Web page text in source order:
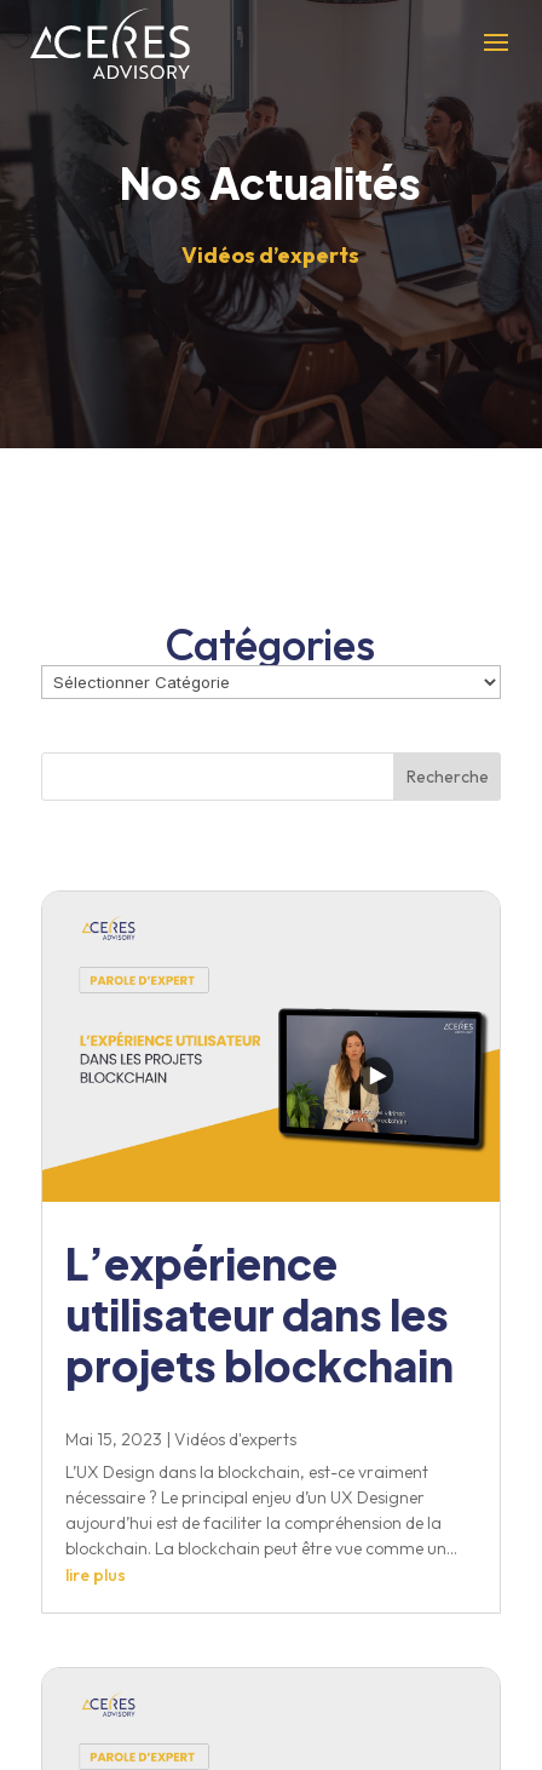
Nos Actualités
Vidéos d’experts
Catégories
Recherche
L’expérience
utilisateur dans les
projets blockchain
Mai 15, 2023 | Vidéos d'experts
L’UX Design dans la blockchain, est-ce vraiment
nécessaire ? Le principal enjeu d’un UX Designer
aujourd’hui est de faciliter la compréhension de la
blockchain. La blockchain peut être vue comme un...
lire plus